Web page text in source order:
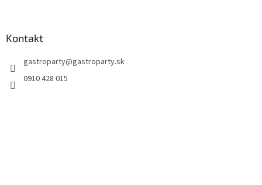
Kontakt
gastroparty@gastroparty.sk
0910 428 015